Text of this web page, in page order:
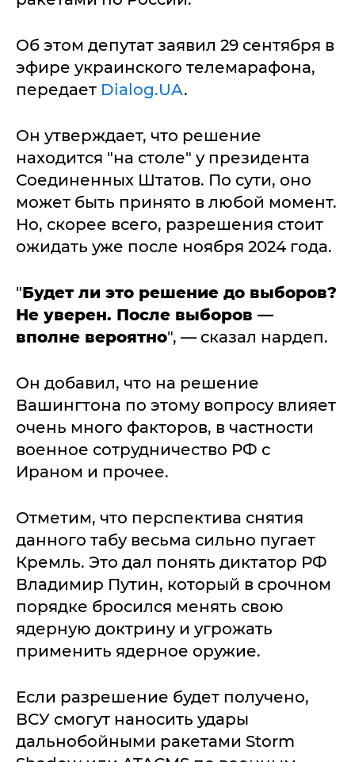
Об этом депутат заявил 29 сентября в
эфире украинского телемарафона,
передает Dialog.UA.
Он утверждает, что решение
находится "на столе" у президента
Соединенных Штатов. По сути, оно
может быть принято в любой момент.
Но, скорее всего, разрешения стоит
ожидать уже после ноября 2024 года.
"Будет ли это решение до выборов?
Не уверен. После выборов —
вполне вероятно", — сказал нардеп.
Он добавил, что на решение
Вашингтона по этому вопросу влияет
очень много факторов, в частности
военное сотрудничество РФ с
Ираном и прочее.
Отметим, что перспектива снятия
данного табу весьма сильно пугает
Кремль. Это дал понять диктатор РФ
Владимир Путин, который в срочном
порядке бросился менять свою
ядерную доктрину и угрожать
применить ядерное оружие.
Если разрешение будет получено,
ВСУ смогут наносить удары
дальнобойными ракетами Storm